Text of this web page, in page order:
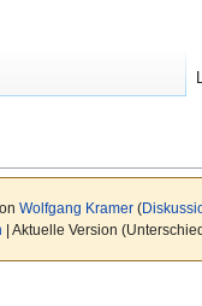
Wolfgang Kramer (
| Aktuelle Version